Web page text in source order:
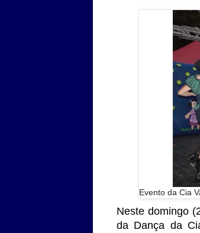
Evento da Cia
Neste domingo
da Dança da